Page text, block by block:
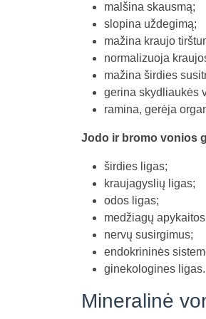
malšina skausmą;
slopina uždegimą;
mažina kraujo
normalizuoja
mažina širdies
gerina skydliaukės
ramina, gerėja
Jodo ir bromo vonios
širdies ligas;
kraujagyslių ligas;
odos ligas;
medžiagų
nervų susirgimus;
endokrininės
ginekologines ligas.
Mineralinė